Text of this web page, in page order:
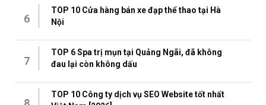
6
TOP 10 Cửa hàng bán xe đạp thể thao tại Hà
Nội
7
TOP 6 Spa trị mụn tại Quảng Ngãi, đã không
đau lại còn không dấu
TOP 10 Công ty dịch vụ SEO Website tốt nhất